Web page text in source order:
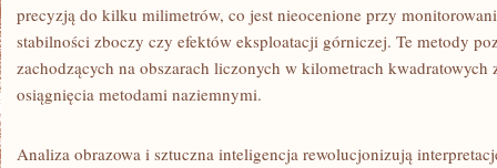
precyzją do kilku milimetrów, co jest nieocenione przy
stabilności zboczy czy efektów eksploatacji górniczej. Te metody
zachodzących na obszarach liczonych w kilometrach
osiągnięcia metodami naziemnymi.
Analiza obrazowa i sztuczna inteligencja rewolucjonizują